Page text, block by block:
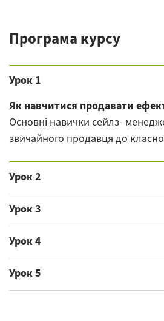
Програма курсу
Урок 1
Як навчитися продавати
Основні навички сейлз-
звичайного продавця до
Урок 2
Карта інструментів збуту:
продукт, стимулювання
Урок 3
Вчимося контролювати емоції і
негативом.
Урок 4
Відмінності продажу товару
Урок 5